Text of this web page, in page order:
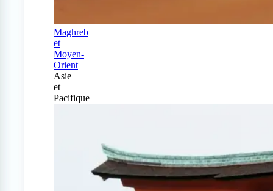
Maghreb
et
Moyen-
Orient
Asie
et
Pacifique